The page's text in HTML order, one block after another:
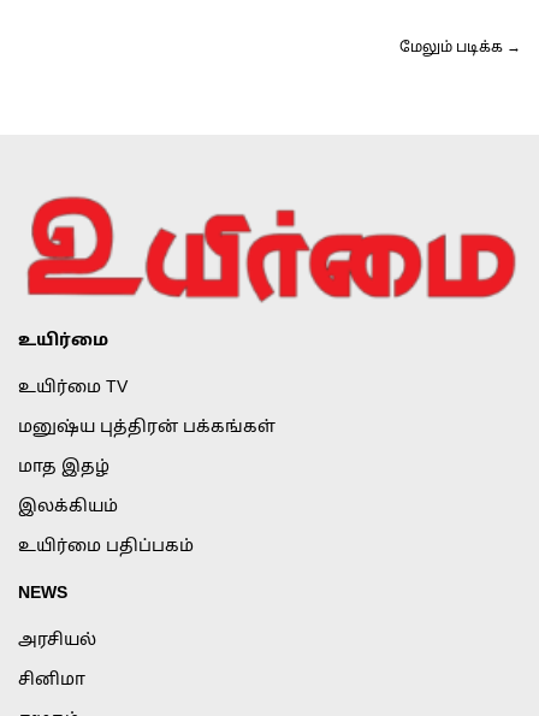
மேலும் படிக்க →
உயிர்மை
உயிர்மை TV
மனுஷ்ய புத்திரன் பக்கங்கள்
மாத இதழ்
இலக்கியம்
உயிர்மை பதிப்பகம்
NEWS
அரசியல்
சினிமா